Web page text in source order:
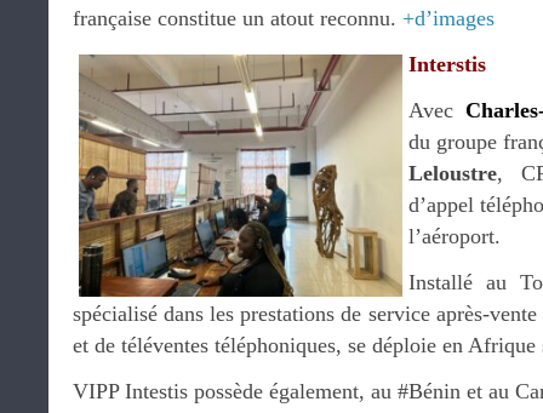
française constitue un atout reconnu. +d’images
Interstis
Avec
du groupe
Leloustre,
d’appel
l’aéroport.
Installé au
spécialisé dans les prestations de service après-
et de téléventes téléphoniques, se déploie en Afrique
VIPP Intestis possède également, au #Bénin et au